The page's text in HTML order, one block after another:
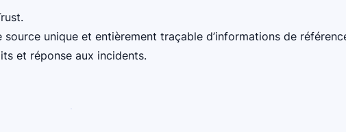
unique et entièrement traçable d’informations de
et réponse aux incidents.